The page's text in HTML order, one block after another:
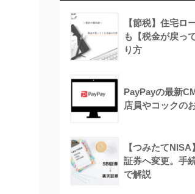
【節税】住宅ロ
も【税金が戻っ
り方
PayPayの最新
店員やコックの
【つみたて
証券へ変更。手
で解説